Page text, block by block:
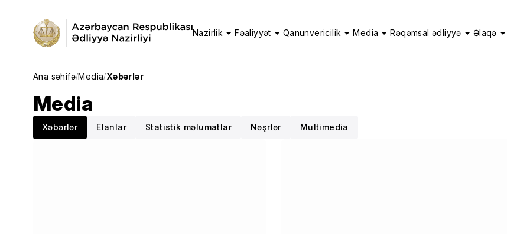
Nazirlik Fəaliyyət Qanunvericilik Media Rəqəmsal ədliyyə Əlaqə
Ana səhifə/Media/Xəbərlər
Media
Xəbərlər Elanlar Statistik məlumatlar Nəşrlər Multimedia